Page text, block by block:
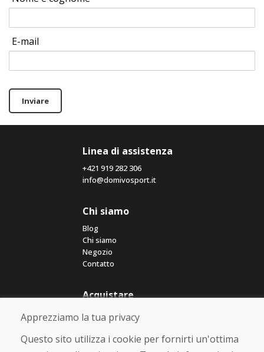
E-mail
Inviare
Linea di assistenza
+421 919 282 306
info@domivosport.it
Chi siamo
Blog
Chi siamo
Negozio
Contatto
Acquistare
Negozio online
Termini e condizioni commerciali
Spedizione e pagamento
Apprezziamo la tua privacy
Questo sito utilizza i cookie per fornirti un'ottima